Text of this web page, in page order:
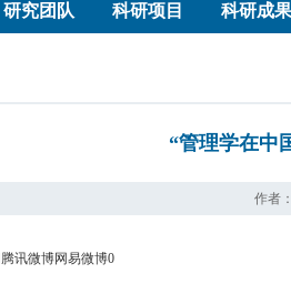
研究团队 科研项目 科研成果
“管理学在中
作者
腾讯微博网易微博0